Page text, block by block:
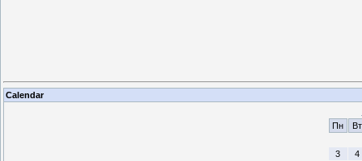
Calendar
Пн
Вт
3
4